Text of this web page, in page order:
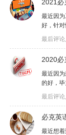
2021必
最近因
好，针
最后评
2020必
最近因
的好，
最后评
必克英
最近想